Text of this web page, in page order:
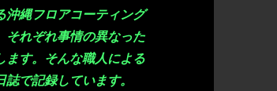
沖縄フロアコーティング
それぞれ事情の異なった
ます。そんな職人による
で記録しています。